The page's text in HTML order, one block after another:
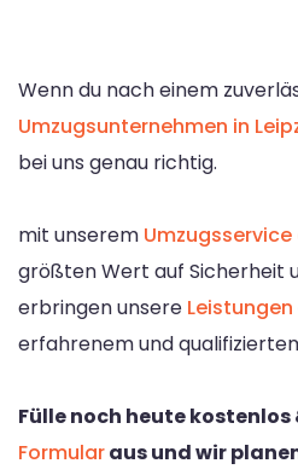
Wenn du nach einem
Umzugsunternehmen in
bei uns genau richtig.
mit unserem Umzugsservice
größten Wert auf Sicherheit
erbringen unsere Leistungen
erfahrenem und
Fülle noch heute
Formularaus und wir